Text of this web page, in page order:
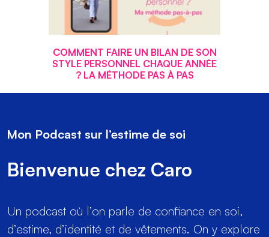
COMMENT FAIRE UN BILAN DE SON
STYLE PERSONNEL CHAQUE ANNÉE
? LA MÉTHODE PAS À PAS
Mon Podcast sur l’estime de soi
Bienvenue chez Caro
Un podcast où l’on parle de confiance en soi,
d’estime, d’identité et de vêtements. On y explore